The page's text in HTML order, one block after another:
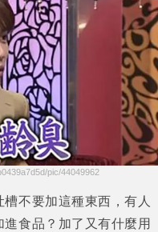
pic/44049962
不要加這種東西，有人
進食品？加了又有什麼用